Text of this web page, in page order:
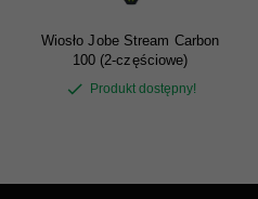
Wiosło Jobe Stream Carbon
100 (2-częściowe)
Produkt dostępny!